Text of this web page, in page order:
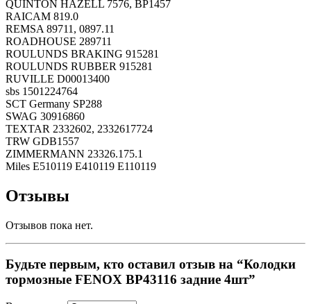
QUINTON HAZELL 7576, BP1457
RAICAM 819.0
REMSA 89711, 0897.11
ROADHOUSE 289711
ROULUNDS BRAKING 915281
ROULUNDS RUBBER 915281
RUVILLE D00013400
sbs 1501224764
SCT Germany SP288
SWAG 30916860
TEXTAR 2332602, 2332617724
TRW GDB1557
ZIMMERMANN 23326.175.1
Miles E510119 E410119 E110119
Отзывы
Отзывов пока нет.
Будьте первым, кто оставил отзыв на “Колодки
тормозные FENOX BP43116 задние 4шт”